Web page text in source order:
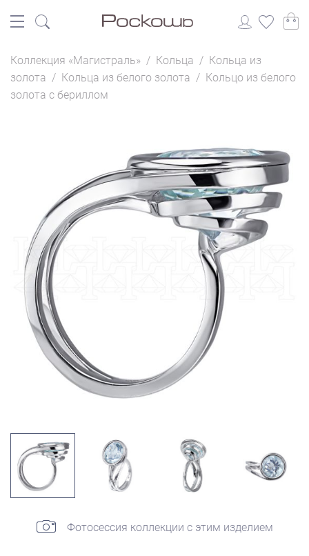
Коллекция «Магистраль» / Кольца / Кольца из
золота / Кольца из белого золота / Кольцо из белого
золота с бериллом
Фотосессия коллекции с этим изделием